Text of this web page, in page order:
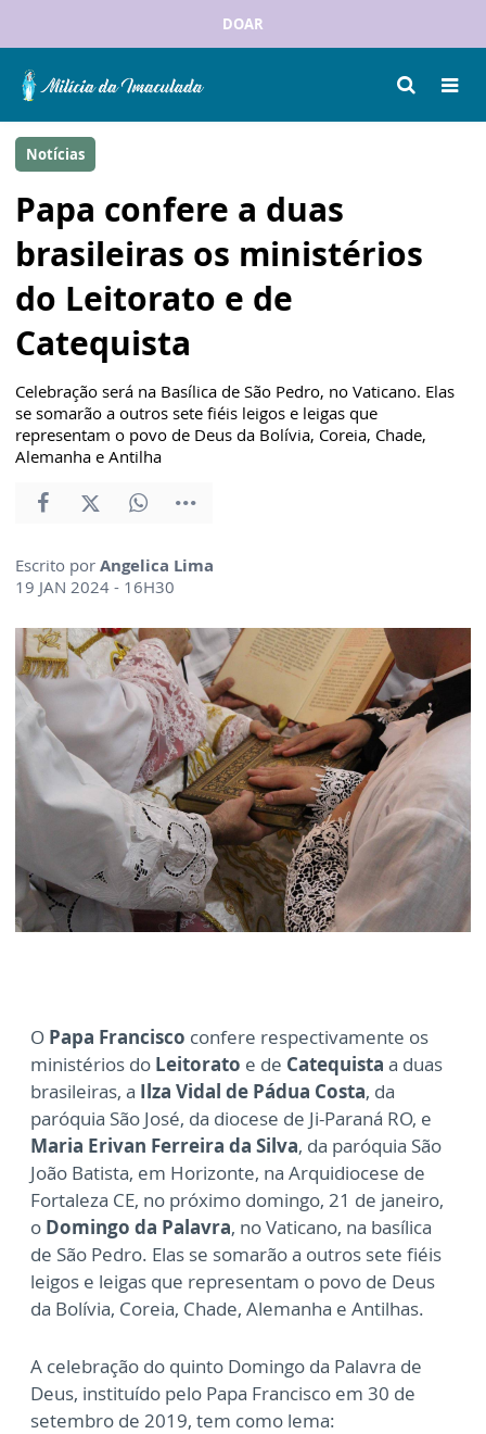
DOAR
Notícias
Papa confere a duas
brasileiras os ministérios
do Leitorato e de
Catequista
Celebração será na Basílica de São Pedro, no Vaticano. Elas
se somarão a outros sete fiéis leigos e leigas que
representam o povo de Deus da Bolívia, Coreia, Chade,
Alemanha e Antilha
Escrito por Angelica Lima
19 JAN 2024 - 16H30
O Papa Francisco confere respectivamente os
ministérios do Leitorato e de Catequista a duas
brasileiras, a Ilza Vidal de Pádua Costa, da
paróquia São José, da diocese de Ji-Paraná RO, e
Maria Erivan Ferreira da Silva, da paróquia São
João Batista, em Horizonte, na Arquidiocese de
Fortaleza CE, no próximo domingo, 21 de janeiro,
o Domingo da Palavra, no Vaticano, na basílica
de São Pedro. Elas se somarão a outros sete fiéis
leigos e leigas que representam o povo de Deus
da Bolívia, Coreia, Chade, Alemanha e Antilhas.
A celebração do quinto Domingo da Palavra de
Deus, instituído pelo Papa Francisco em 30 de
setembro de 2019, tem como lema: